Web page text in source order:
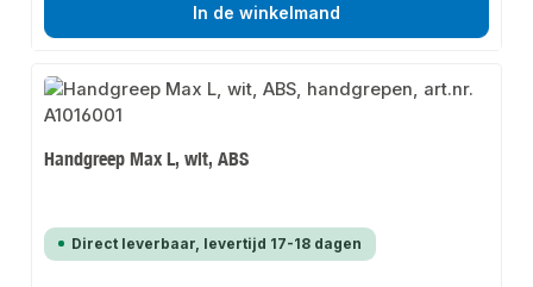
In de winkelmand
Handgreep Max L, wit, ABS
Direct leverbaar, levertijd 17-18 dagen